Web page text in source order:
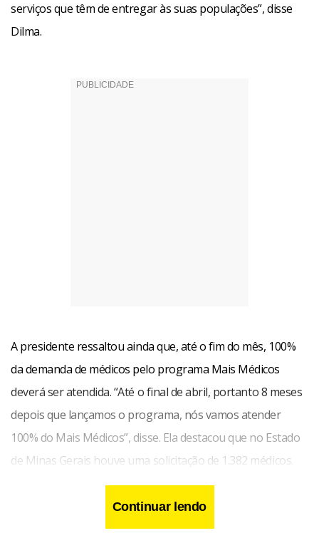
serviços que têm de entregar às suas populações”, disse
Dilma.
A presidente ressaltou ainda que, até o fim do mês, 100%
da demanda de médicos pelo programa Mais Médicos
deverá ser atendida. “Até o final de abril, portanto 8 meses
depois que lançamos o programa, nós vamos atender
100% do Mais Médicos”, disse. Ela destacou que no Estado
de Minas Gerais houve uma solicitação de 1.382 médicos.
“Esta demanda vem sendo atendida. Até o final do mês, os
1.382 médicos estarão aqui nos 548 municípios”, afirmou.
Continuar lendo